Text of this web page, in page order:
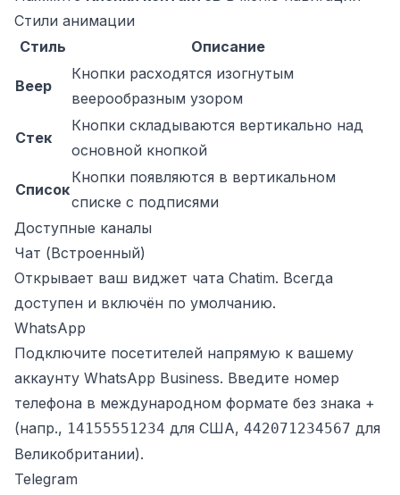
Стили анимации
Стиль
Описание
Веер
Кнопки расходятся изогнутым
веерообразным узором
Стек
Кнопки складываются вертикально над
основной кнопкой
Список
Кнопки появляются в вертикальном
списке с подписями
Доступные каналы
Чат (Встроенный)
Открывает ваш виджет чата Chatim. Всегда
доступен и включён по умолчанию.
WhatsApp
Подключите посетителей напрямую к вашему
аккаунту WhatsApp Business. Введите номер
телефона в международном формате без знака +
(напр., 14155551234 для США, 442071234567 для
Великобритании).
Telegram